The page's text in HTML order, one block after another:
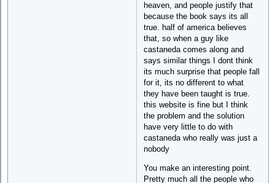
heaven, and people justify that
because the book says its all
true. half of america believes
that, so when a guy like
castaneda comes along and
says similar things I dont think
its much surprise that people fall
for it, its no different to what
they have been taught is true.
this website is fine but I think
the problem and the solution
have very little to do with
castaneda who really was just a
nobody
You make an interesting point.
Pretty much all the people who